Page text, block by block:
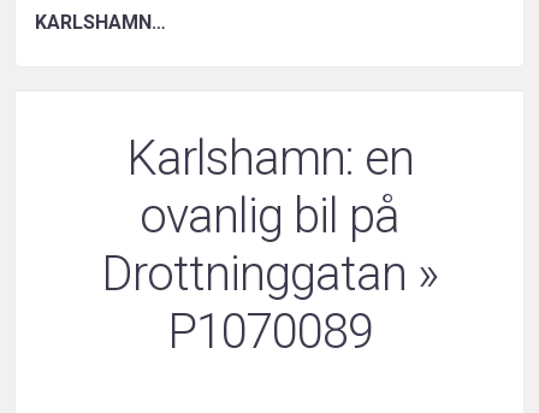
KARLSHAMN…
Karlshamn: en
ovanlig bil på
Drottninggatan »
P1070089